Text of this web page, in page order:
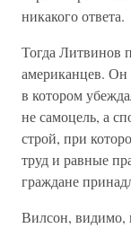
никакого ответа.
Тогда Литвинов
американцев. Он
в котором
не самоцель, а
строй, при
труд и равные
граждане
Вилсон, видимо,